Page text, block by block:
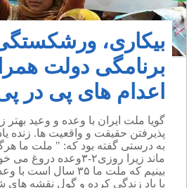
بیکاری،
برنامگی دولت
اعدام های پی در
گویا ملت ایران با وعده و وعید بهتر
پذیرفتن حقیقت و واقعیت ها. زنده
به درستی گفته بود که: " ملت ما
ماند زیرا روزی۲-۳وعده
بینیم که ملت ما ۳۵ سال
با باد زندگی کرده و گول نقشه های